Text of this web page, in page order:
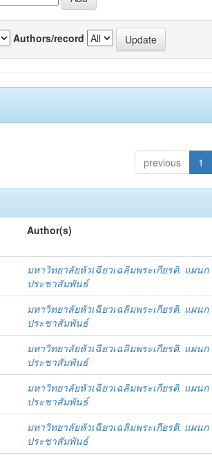
Authors/record
previous 1
Author(s)
มหาวิทยาลัยหัวเฉียวเฉลิมพระเกียรติ. แผนก
ประชาสัมพันธ์
มหาวิทยาลัยหัวเฉียวเฉลิมพระเกียรติ. แผนก
ประชาสัมพันธ์
มหาวิทยาลัยหัวเฉียวเฉลิมพระเกียรติ. แผนก
ประชาสัมพันธ์
มหาวิทยาลัยหัวเฉียวเฉลิมพระเกียรติ. แผนก
ประชาสัมพันธ์
มหาวิทยาลัยหัวเฉียวเฉลิมพระเกียรติ. แผนก
ประชาสัมพันธ์